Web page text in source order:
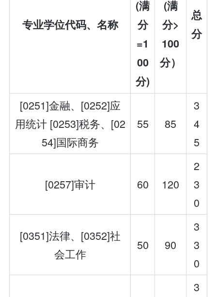
专业学位代码、 名称
(满
分
=1
00
分)
(满
分>
100
分）
总
分
[0251]金融、[0252]应
用统计 [0253]税务、[02
54]国际商务
55 85
3
4
5
[0257]审计 60 120
2
3
0
[0351]法律、[0352]社
会工作
50 90
3
3
0
3